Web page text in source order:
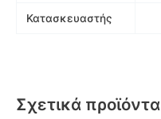
Κατασκευαστής
Σχετικά προϊόντα